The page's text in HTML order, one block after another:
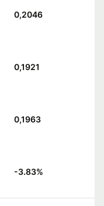
0,2046
0,1921
0,1963
-3.83%